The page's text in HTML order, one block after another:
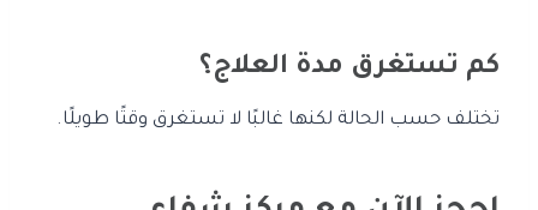
كم تستغرق مدة العلاج؟
تختلف حسب الحالة لكنها غالبًا لا تستغرق وقتًا طويلًا.